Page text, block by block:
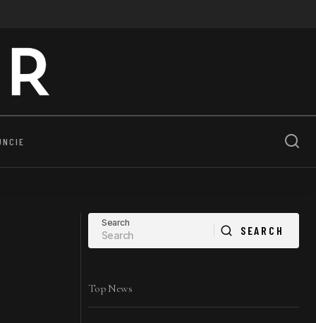
Search
SEARCH
SEARCH
Top News